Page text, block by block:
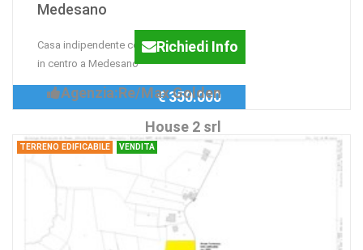
Medesano
Casa indipendente con doppio garage
in centro a Medesano
Richiedi Info
Agenzia:Re/Max Golden
House 2 srl
€ 350.000
TERRENO EDIFICABILE VENDITA